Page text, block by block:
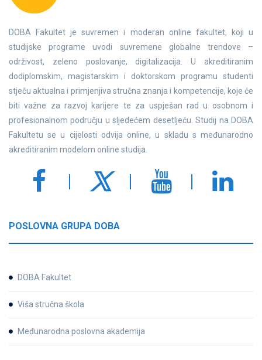
DOBA Fakultet je suvremen i moderan online fakultet, koji u
studijske programe uvodi suvremene globalne trendove –
održivost, zeleno poslovanje, digitalizacija. U akreditiranim
dodiplomskim, magistarskim i doktorskom programu studenti
stječu aktualna i primjenjiva stručna znanja i kompetencije, koje će
biti važne za razvoj karijere te za uspješan rad u osobnom i
profesionalnom području u sljedećem desetljeću. Studij na DOBA
Fakultetu se u cijelosti odvija online, u skladu s međunarodno
akreditiranim modelom online studija.
POSLOVNA GRUPA DOBA
DOBA Fakultet
Viša stručna škola
Međunarodna poslovna akademija